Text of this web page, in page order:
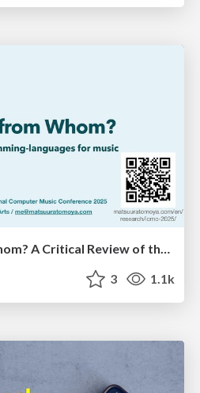
Hiding What from Whom? A Critical Review of the History of Programming languages for Music
3 1.1k